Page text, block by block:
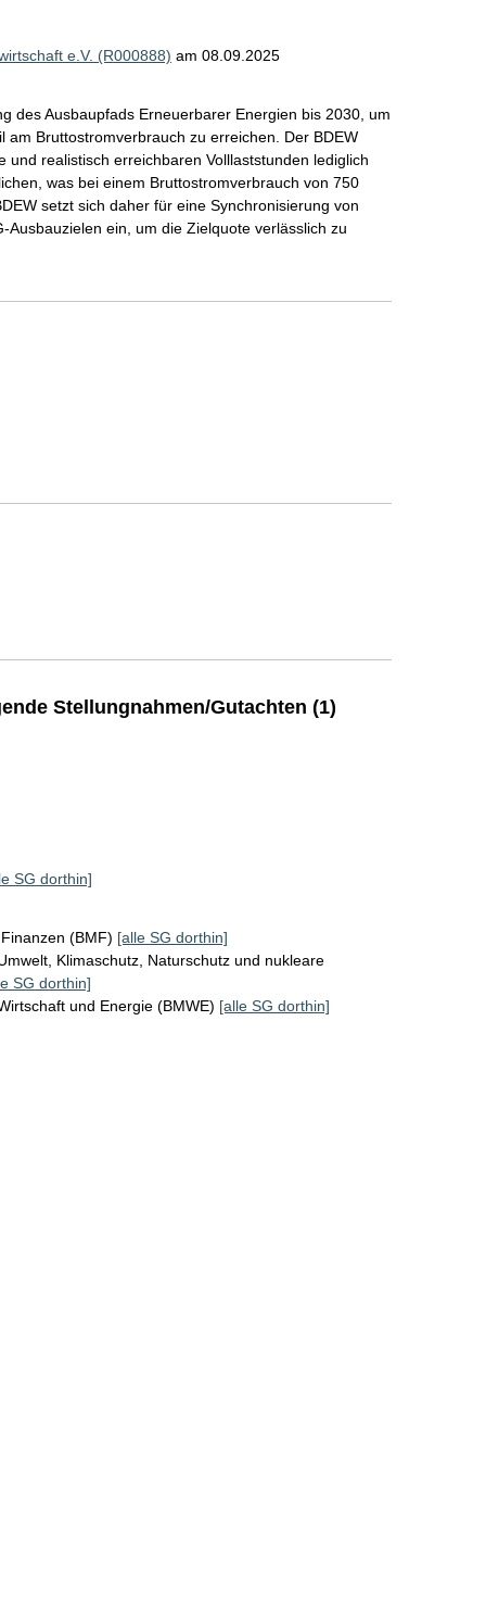
e.V. (R000888) am 08.09.2025
des Ausbaupfads Erneuerbarer Energien bis 2030, um
Bruttostromverbrauch zu erreichen. Der BDEW
realistisch erreichbaren Volllaststunden lediglich
was bei einem Bruttostromverbrauch von 750
setzt sich daher für eine Synchronisierung von
ein, um die Zielquote verlässlich zu
Stellungnahmen/Gutachten (1)
SG dorthin]
(BMF) [alle SG dorthin]
Klimaschutz, Naturschutz und nukleare
SG dorthin]
und Energie (BMWE) [alle SG dorthin]